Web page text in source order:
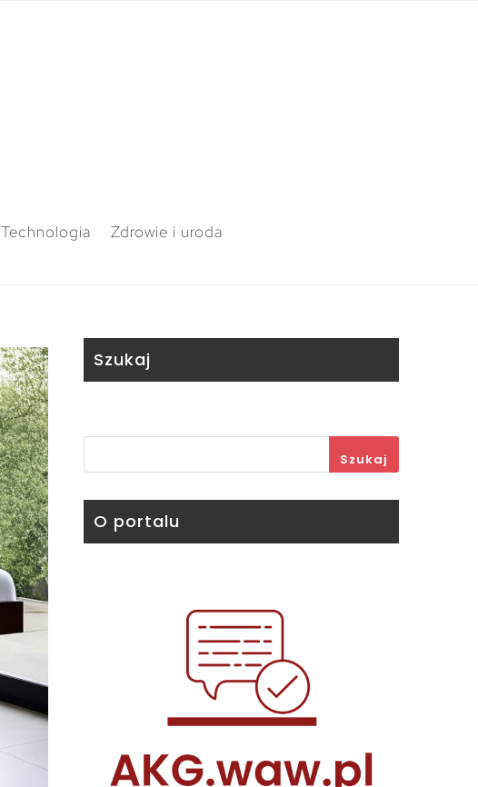
Technologia Zdrowie i uroda
Szukaj
Szukaj
O portalu